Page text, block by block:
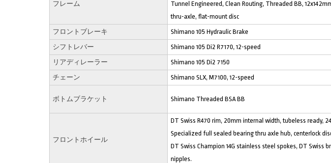
フレーム
Tunnel Engineered, Clean Routing, Threaded BB,
thru-axle, flat-mount disc
フロントブレーキ Shimano 105 Hydraulic Brake
シフトレバー Shimano 105 Di2 R7170, 12-speed
リアディレーラー Shimano 105 Di2 7150
チェーン Shimano SLX, M7100, 12-speed
ボトムブラケット Shimano Threaded BSA BB
フロントホイール
DT Swiss R470 rim, 20mm internal width, tubeless ready,
Specialized full sealed bearing thru axle hub, centerlock
DT Swiss Champion 14G stainless steel spokes, DT Swiss
nipples.